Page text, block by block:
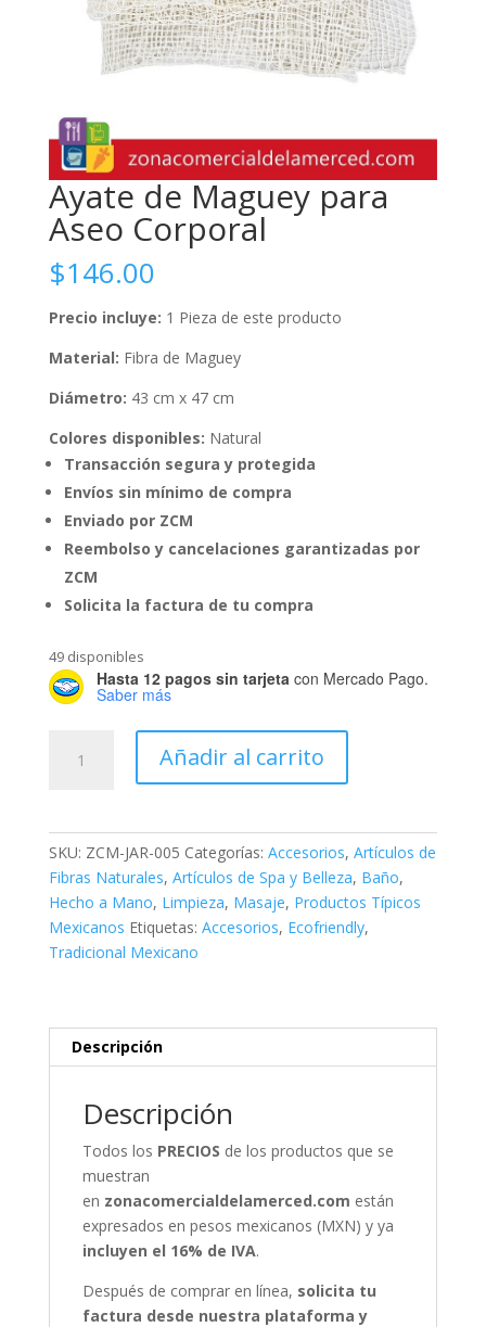
Ayate de Maguey para
Aseo Corporal
$146.00
Precio incluye: 1 Pieza de este producto
Material: Fibra de Maguey
Diámetro: 43 cm x 47 cm
Colores disponibles: Natural
Transacción segura y protegida
Envíos sin mínimo de compra
Enviado por ZCM
Reembolso y cancelaciones garantizadas por
ZCM
Solicita la factura de tu compra
49 disponibles
Hasta 12 pagos sin tarjeta con Mercado Pago.
Saber más
Corporal
cantidad
Añadir al carrito
SKU: ZCM-JAR-005 Categorías: Accesorios, Artículos de
Fibras Naturales, Artículos de Spa y Belleza, Baño,
Hecho a Mano, Limpieza, Masaje, Productos Típicos
Mexicanos Etiquetas: Accesorios, Ecofriendly,
Tradicional Mexicano
Descripción
Descripción
Todos los PRECIOS de los productos que se
muestran
en zonacomercialdelamerced.com están
expresados en pesos mexicanos (MXN) y ya
incluyen el 16% de IVA.
Después de comprar en línea, solicita tu
factura desde nuestra plataforma y